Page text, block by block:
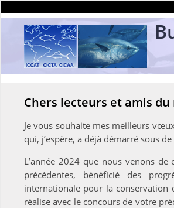
Chers lecteurs et amis
Je vous souhaite mes meilleurs
qui, j’espère, a déjà démarré sous
L’année 2024 que nous venons
précédentes, bénéficié des
internationale pour la conservation
réalise avec le concours de votre